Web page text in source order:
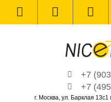
+7
+7
г. Москва, ул. Барклая